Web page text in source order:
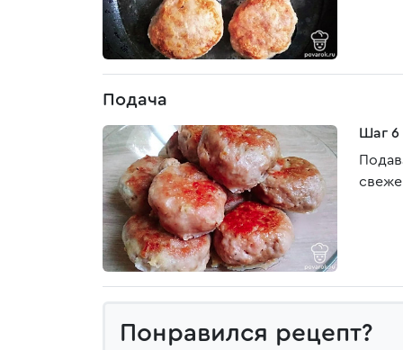
Подача
Шаг 6
Понравился рецепт?